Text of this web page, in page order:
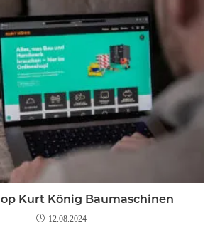
Kurt König Baumaschinen
12.08.2024